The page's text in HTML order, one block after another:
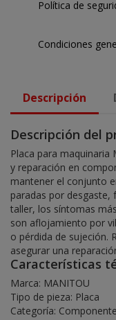
Política de
Condiciones
Descripción
Descripción del
Placa para
y reparación en
mantener el conjunto
paradas por desgaste,
taller, los síntomas
son aflojamiento por
o pérdida de sujeción.
asegurar una
Características
Marca: MANITOU
Tipo de pieza: Placa
Categoría: